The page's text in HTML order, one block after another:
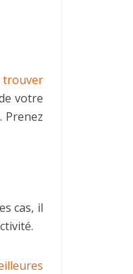
trouver
votre
Prenez
cas, il